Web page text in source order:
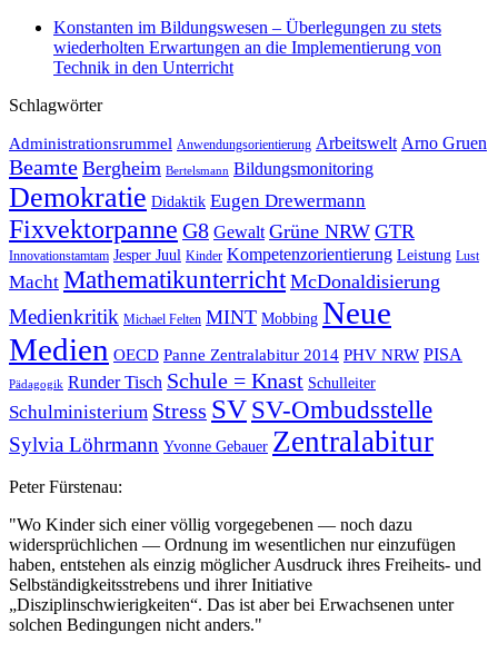
Konstanten im Bildungswesen – Überlegungen zu stets
wiederholten Erwartungen an die Implementierung von
Technik in den Unterricht
Schlagwörter
Administrationsrummel Anwendungsorientierung Arbeitswelt Arno Gruen
Beamte Bergheim Bertelsmann Bildungsmonitoring
Demokratie Didaktik Eugen Drewermann
Fixvektorpanne G8 Gewalt Grüne NRW GTR
Innovationstamtam Jesper Juul Kinder Kompetenzorientierung Leistung Lust
Macht Mathematikunterricht McDonaldisierung
Medienkritik Michael Felten MINT Mobbing Neue
Medien OECD Panne Zentralabitur 2014 PHV NRW PISA
Pädagogik Runder Tisch Schule = Knast Schulleiter
Schulministerium Stress SV SV-Ombudsstelle
Sylvia Löhrmann Yvonne Gebauer Zentralabitur
Peter Fürstenau:
"Wo Kinder sich einer völlig vorgegebenen — noch dazu
widersprüchlichen — Ordnung im wesentlichen nur einzufügen
haben, entstehen als einzig möglicher Ausdruck ihres Freiheits- und
Selbständigkeitsstrebens und ihrer Initiative
„Disziplinschwierigkeiten“. Das ist aber bei Erwachsenen unter
solchen Bedingungen nicht anders."